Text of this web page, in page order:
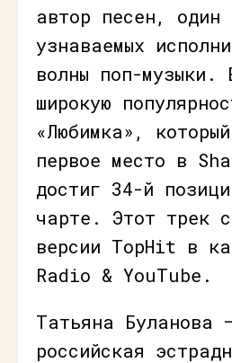
автор песен, один
узнаваемых
волны поп-музыки.
широкую
«Любимка»,
первое место в
достиг 34-й
чарте. Этот трек
версии TopHit в
Radio & YouTube.
Татьяна Буланова
российская